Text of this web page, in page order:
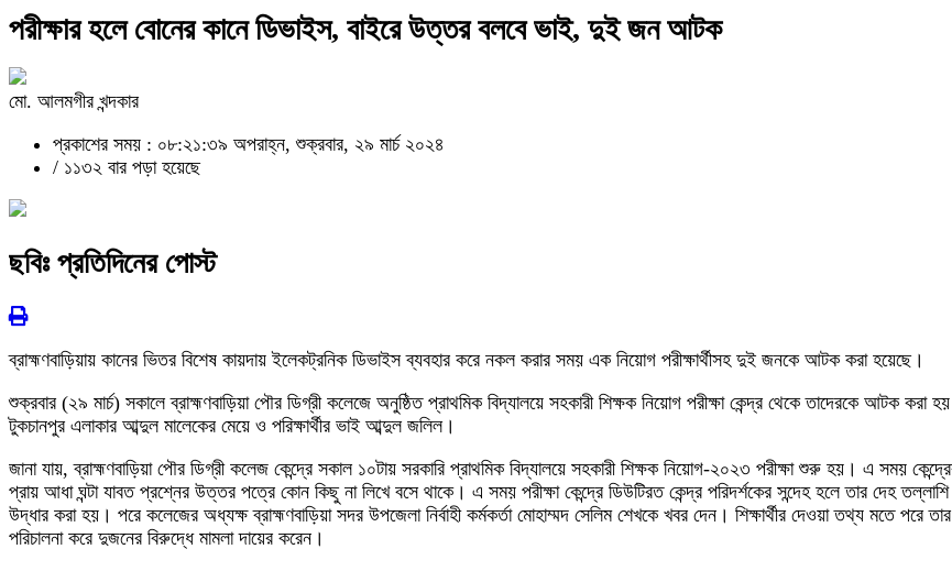
পরীক্ষার হলে বোনের কানে ডিভাইস, বাইরে উত্তর বলবে ভাই, দুই জন আটক
মো. আলমগীর খন্দকার
প্রকাশের সময় : ০৮:২১:৩৯ অপরাহ্ন, শুক্রবার, ২৯ মার্চ ২০২৪
/ ১১৩২ বার পড়া হয়েছে
ছবিঃ প্রতিদিনের পোস্ট
ব্রাহ্মণবাড়িয়ায় কানের ভিতর বিশেষ কায়দায় ইলেকট্রনিক ডিভাইস ব্যবহার করে নকল করার সময় এক নিয়োগ পরীক্ষার্থীসহ দুই জনকে আটক করা হয়েছে।
শুক্রবার (২৯ মার্চ) সকালে ব্রাহ্মণবাড়িয়া পৌর ডিগ্রী কলেজে অনুষ্ঠিত প্রাথমিক বিদ্যালয়ে সহকারী শিক্ষক নিয়োগ পরীক্ষা কেন্দ্র থেকে তাদেরকে আটক
টুকচানপুর এলাকার আব্দুল মালেকের মেয়ে ও পরিক্ষার্থীর ভাই আব্দুল জলিল।
জানা যায়, ব্রাহ্মণবাড়িয়া পৌর ডিগ্রী কলেজ কেন্দ্রে সকাল ১০টায় সরকারি প্রাথমিক বিদ্যালয়ে সহকারী শিক্ষক নিয়োগ-২০২৩ পরীক্ষা শুরু হয়। এ সময়
প্রায় আধা ঘন্টা যাবত প্রশ্নের উত্তর পত্রে কোন কিছু না লিখে বসে থাকে। এ সময় পরীক্ষা কেন্দ্রে ডিউটিরত কেন্দ্র পরিদর্শকের সন্দেহ হলে তার দেহ
উদ্ধার করা হয়। পরে কলেজের অধ্যক্ষ ব্রাহ্মণবাড়িয়া সদর উপজেলা নির্বাহী কর্মকর্তা মোহাম্মদ সেলিম শেখকে খবর দেন। শিক্ষার্থীর দেওয়া তথ্য মতে
পরিচালনা করে দুজনের বিরুদ্ধে মামলা দায়ের করেন।